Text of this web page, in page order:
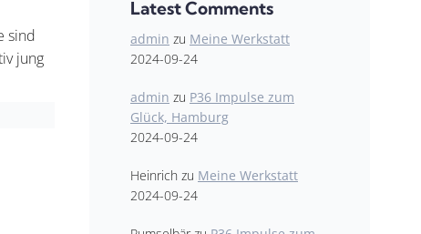
sind
jung
Latest Comments
admin zu Meine Werkstatt
2024-09-24
admin zu P36 Impulse zum
Glück, Hamburg
2024-09-24
Heinrich zu Meine Werkstatt
2024-09-24